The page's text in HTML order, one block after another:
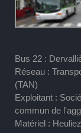
Bus 22 :
Réseau :
(TAN)
Exploitant :
commun de
Matériel :